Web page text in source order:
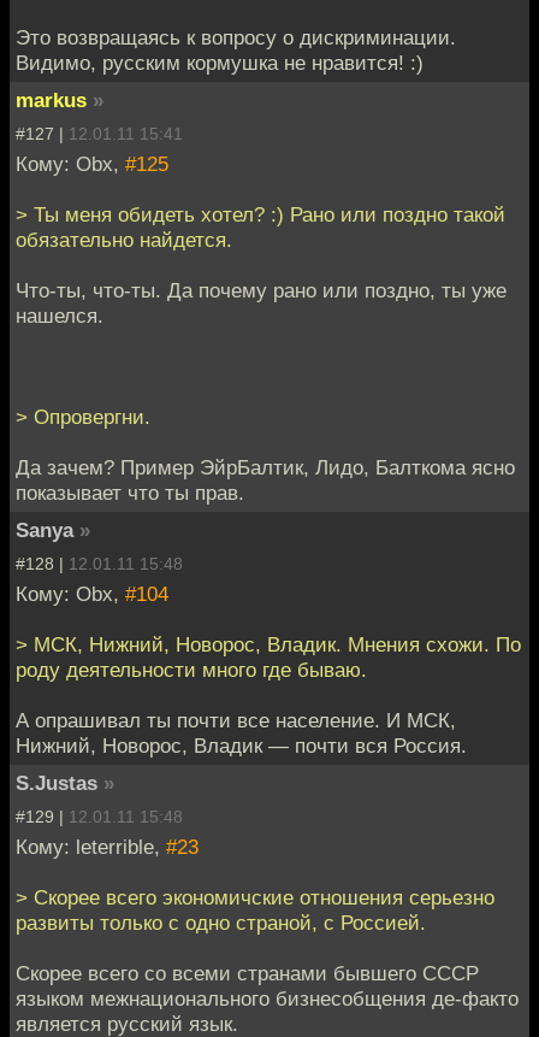
Это возвращаясь к вопросу о дискриминации.
Видимо, русским кормушка не нравится! :)
markus »
#127 | 12.01.11 15:41
Кому: Obx, #125
> Ты меня обидеть хотел? :) Рано или поздно такой
обязательно найдется.
Что-ты, что-ты. Да почему рано или поздно, ты уже
нашелся.
> Опровергни.
Да зачем? Пример ЭйрБалтик, Лидо, Балткома ясно
показывает что ты прав.
Sanya »
#128 | 12.01.11 15:48
Кому: Obx, #104
> МСК, Нижний, Новорос, Владик. Мнения схожи. По
роду деятельности много где бываю.
А опрашивал ты почти все население. И МСК,
Нижний, Новорос, Владик — почти вся Россия.
S.Justas »
#129 | 12.01.11 15:48
Кому: leterrible, #23
> Скорее всего экономичские отношения серьезно
развиты только с одно страной, с Россией.
Скорее всего со всеми странами бывшего СССР
языком межнационального бизнесобщения де-факто
является русский язык.